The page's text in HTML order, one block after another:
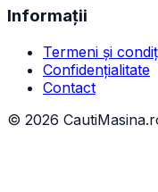
Informații
Termeni și
Confidențialitate
Contact
© 2026